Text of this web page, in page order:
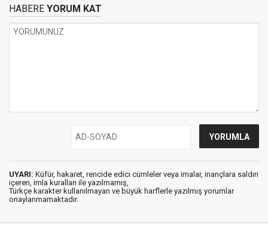
HABERE YORUM KAT
UYARI: Küfür, hakaret, rencide edici cümleler veya imalar, inançlara saldırı
içeren, imla kuralları ile yazılmamış,
Türkçe karakter kullanılmayan ve büyük harflerle yazılmış yorumlar
onaylanmamaktadır.